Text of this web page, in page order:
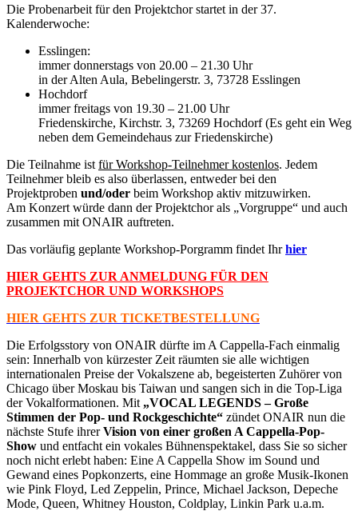
Die Probenarbeit für den Projektchor startet in der 37.
Kalenderwoche:
Esslingen:
immer donnerstags von 20.00 – 21.30 Uhr
in der Alten Aula, Bebelingerstr. 3, 73728 Esslingen
Hochdorf
immer freitags von 19.30 – 21.00 Uhr
Friedenskirche, Kirchstr. 3, 73269 Hochdorf (Es geht ein Weg
neben dem Gemeindehaus zur Friedenskirche)
Die Teilnahme ist für Workshop-Teilnehmer kostenlos. Jedem
Teilnehmer bleib es also überlassen, entweder bei den
Projektproben und/oder beim Workshop aktiv mitzuwirken.
Am Konzert würde dann der Projektchor als „Vorgruppe“ und auch
zusammen mit ONAIR auftreten.
Das vorläufig geplante Workshop-Porgramm findet Ihrhier
HIER GEHTS ZUR ANMELDUNG FÜR DEN
PROJEKTCHOR UND WORKSHOPS
HIER GEHTS ZUR TICKETBESTELLUNG
Die Erfolgsstory von ONAIR dürfte im A Cappella-Fach einmalig
sein: Innerhalb von kürzester Zeit räumten sie alle wichtigen
internationalen Preise der Vokalszene ab, begeisterten Zuhörer von
Chicago über Moskau bis Taiwan und sangen sich in die Top-Liga
der Vokalformationen. Mit „VOCAL LEGENDS – Große
Stimmen der Pop- und Rockgeschichte“ zündet ONAIR nun die
nächste Stufe ihrerVision von einer großen A Cappella-Pop-
Show und entfacht ein vokales Bühnenspektakel, dass Sie so sicher
noch nicht erlebt haben: Eine A Cappella Show im Sound und
Gewand eines Popkonzerts, eine Hommage an große Musik-Ikonen
wie Pink Floyd, Led Zeppelin, Prince, Michael Jackson, Depeche
Mode, Queen, Whitney Houston, Coldplay, Linkin Park u.a.m.